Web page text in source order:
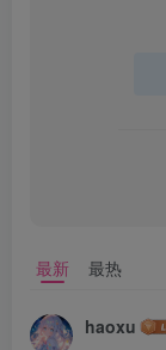
最新 最热
haoxu